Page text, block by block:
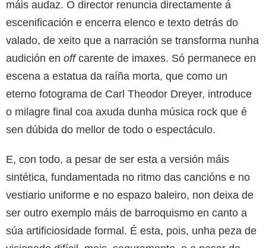
máis audaz. O director renuncia directamente á
escenificación e encerra elenco e texto detrás do
valado, de xeito que a narración se transforma nunha
audición en offcarente de imaxes. Só permanece en
escena a estatua da raíña morta, que como un
eterno fotograma de Carl Theodor Dreyer, introduce
o milagre final coa axuda dunha música rock que é
sen dúbida do mellor de todo o espectáculo.
E, con todo, a pesar de ser esta a versión máis
sintética, fundamentada no ritmo das cancións e no
vestiario uniforme e no espazo baleiro, non deixa de
ser outro exemplo máis de barroquismo en canto a
súa artificiosidade formal. É esta, pois, unha peza de